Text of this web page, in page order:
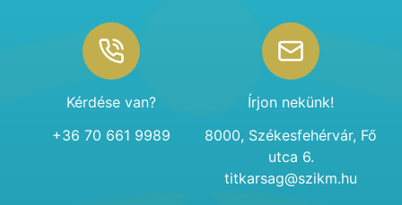
Kérdése van?
+36 70 661 9989
Írjon nekünk!
8000, Székesfehérvár, Fő
utca 6.
titkarsag@szikm.hu